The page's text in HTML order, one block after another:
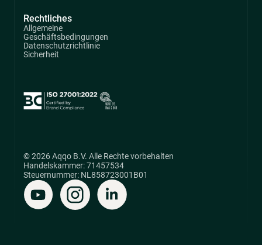
Rechtliches
Allgemeine
Geschäftsbedingungen
Datenschutzrichtlinie
Sicherheit
© 2026 Aqqo B.V. Alle Rechte vorbehalten
Handelskammer: 71457534
Steuernummer: NL858723001B01